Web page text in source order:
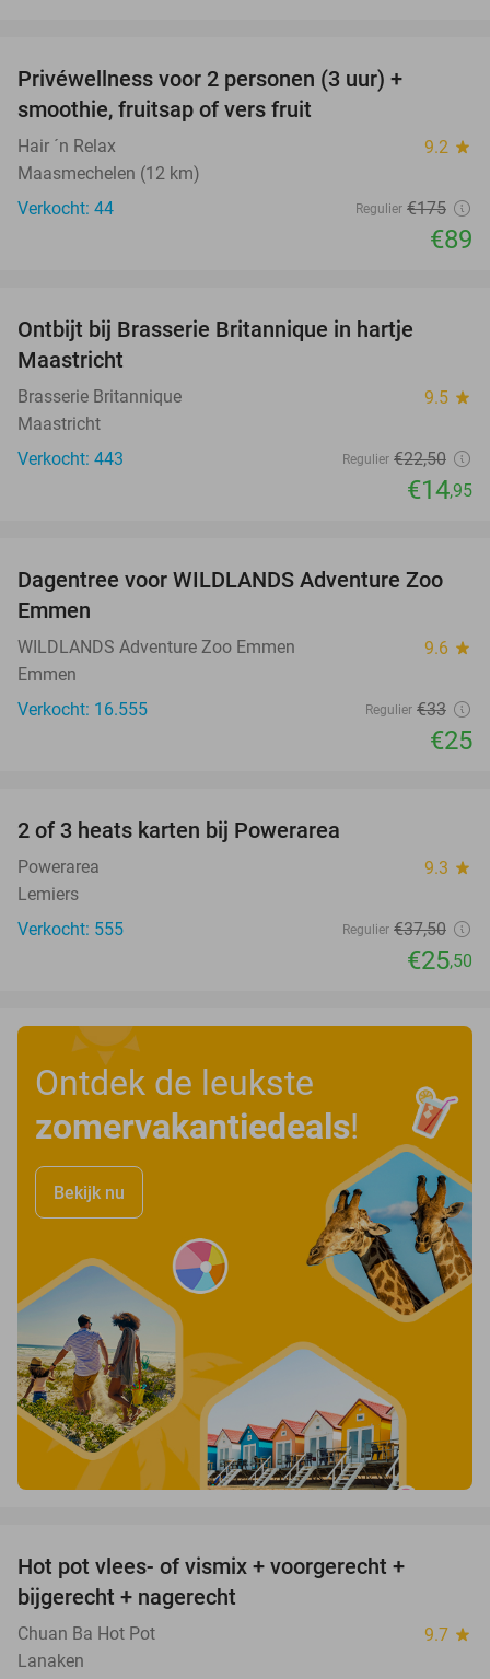
Privéwellness voor 2 personen (3 uur) +
smoothie, fruitsap of vers fruit
Hair ´n Relax 9.2 star
Maasmechelen (12 km)
Verkocht: 44
Regulier €175
€89
Ontbijt bij Brasserie Britannique in hartje
Maastricht
Brasserie Britannique 9.5 star
Maastricht
Verkocht: 443
Regulier €22,50
€14,95
24%
Dagentree voor WILDLANDS Adventure Zoo
Emmen
WILDLANDS Adventure Zoo Emmen 9.6 star
Emmen
Verkocht: 16.555
Regulier €33
€25
2 of 3 heats karten bij Powerarea
Powerarea 9.3 star
Lemiers
Verkocht: 555
Regulier €37,50
€25,50
Ontdek de leukste
zomervakantiedeals!
Bekijk nu
Hot pot vlees- of vismix + voorgerecht +
bijgerecht + nagerecht
Chuan Ba Hot Pot 9.7 star
Lanaken